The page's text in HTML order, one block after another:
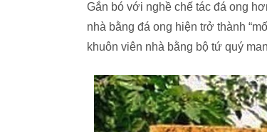
Gắn bó với nghề chế tác đá ong
nhà bằng đá ong hiện trở thành
khuôn viên nhà bằng bộ tứ quý